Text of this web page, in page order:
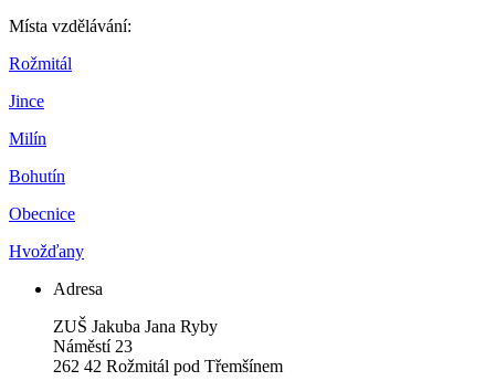
Místa vzdělávání:
Rožmitál
Jince
Milín
Bohutín
Obecnice
Hvožďany
Adresa
ZUŠ Jakuba Jana Ryby
Náměstí 23
262 42 Rožmitál pod Třemšínem